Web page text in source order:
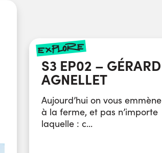
explore
S3 EP02 – GÉRARD
AGNELLET
Aujourd’hui on vous emmène
à la ferme, et pas n’importe
laquelle : c...